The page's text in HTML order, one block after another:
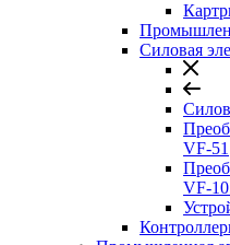
Силовая
VF-51
VF-